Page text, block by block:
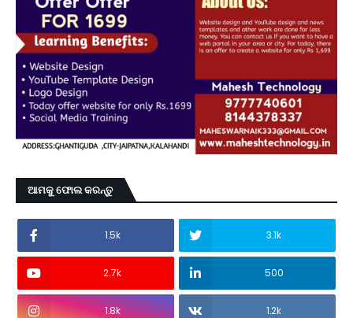
ଆମକୁ ଫୋଲ କରନ୍ତୁ
1.5k 3.1k
2.7k 500
1.8k 1.2k